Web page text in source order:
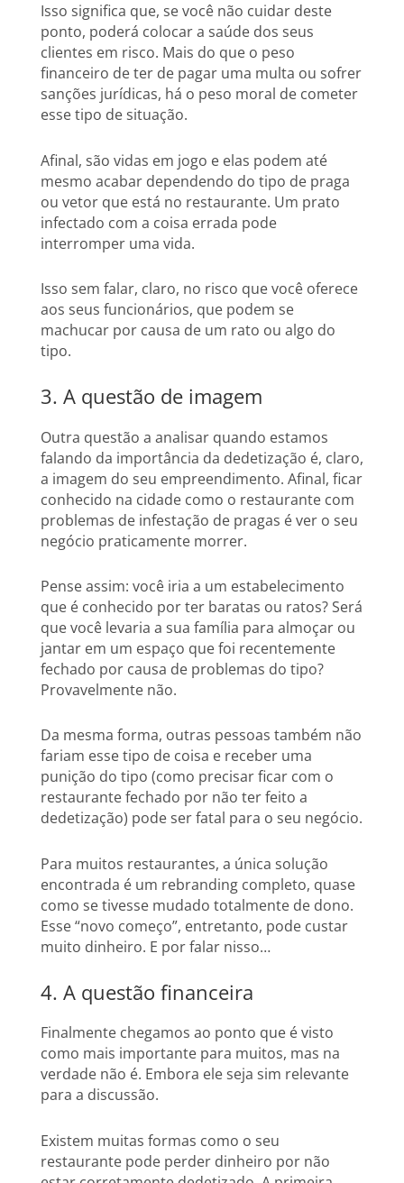
Isso significa que, se você não cuidar deste
ponto, poderá colocar a saúde dos seus
clientes em risco. Mais do que o peso
financeiro de ter de pagar uma multa ou sofrer
sanções jurídicas, há o peso moral de cometer
esse tipo de situação.
Afinal, são vidas em jogo e elas podem até
mesmo acabar dependendo do tipo de praga
ou vetor que está no restaurante. Um prato
infectado com a coisa errada pode
interromper uma vida.
Isso sem falar, claro, no risco que você oferece
aos seus funcionários, que podem se
machucar por causa de um rato ou algo do
tipo.
3. A questão de imagem
Outra questão a analisar quando estamos
falando da importância da dedetização é, claro,
a imagem do seu empreendimento. Afinal, ficar
conhecido na cidade como o restaurante com
problemas de infestação de pragas é ver o seu
negócio praticamente morrer.
Pense assim: você iria a um estabelecimento
que é conhecido por ter baratas ou ratos? Será
que você levaria a sua família para almoçar ou
jantar em um espaço que foi recentemente
fechado por causa de problemas do tipo?
Provavelmente não.
Da mesma forma, outras pessoas também não
fariam esse tipo de coisa e receber uma
punição do tipo (como precisar ficar com o
restaurante fechado por não ter feito a
dedetização) pode ser fatal para o seu negócio.
Para muitos restaurantes, a única solução
encontrada é um rebranding completo, quase
como se tivesse mudado totalmente de dono.
Esse “novo começo”, entretanto, pode custar
muito dinheiro. E por falar nisso…
4. A questão financeira
Finalmente chegamos ao ponto que é visto
como mais importante para muitos, mas na
verdade não é. Embora ele seja sim relevante
para a discussão.
Existem muitas formas como o seu
restaurante pode perder dinheiro por não